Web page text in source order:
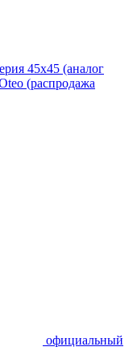
45х45 (аналог
(распродажа
официальный